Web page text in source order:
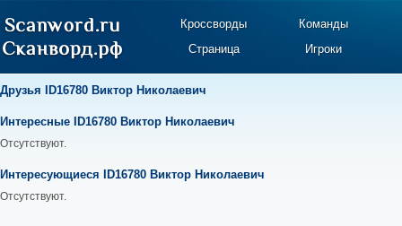
Кроссворды
Команды
Страница
Игроки
Друзья ID16780 Виктор Николаевич
Интересные ID16780 Виктор Николаевич
Отсутствуют.
Интересующиеся ID16780 Виктор Николаевич
Отсутствуют.